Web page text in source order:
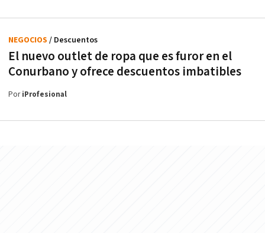
El nuevo outlet de ropa que es furor en el
Conurbano y ofrece descuentos imbatibles
NEGOCIOS / Descuentos
PoriProfesional